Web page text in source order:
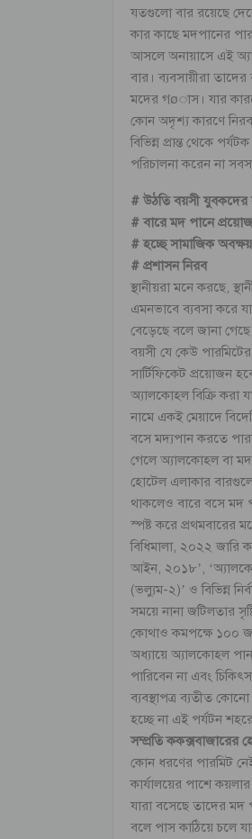
যতগুলো বার রয়েছে
কার কাছে মদপানের
আসলে অনায়াসে এই
বার। ব্যবসায়ীরা
মদের গøাস। যার
কোন অদৃশ্য কারণে
বিভিন্ন প্রান্ত থেকে
পরিচালনা করেন না
# উঠতি বয়সী
# বারে মদ পানে
# হচ্ছে সামাজিক অবক্ষয়
# প্রশাসন নিরব
স্থানীয়রা মনে করছে,
এমনভাবে ব্যবসা করে
বেড়েছে বলে জানা
বয়সী যে কেউ
সার্টিফিকেট প্রয়োজন
অ্যালকোহল বিক্রি করা
নামে একই মেয়াদে
বসে মদ্যপান করতে
গেলে অ্যালকোহল বা মদ
হোটেল এলাকার
থাকলেও বারে বসে মদ
স্পষ্ট করে প্রথমবারের
বিধিমালা, ২০২২ জারি
আইন, ২০১৮’,
(ভল্যুম-২)’ ও বিভিন্ন
সময়ে নানা জটিলতার
কোথাও কমপক্ষে ১০০ জন
অধ্যায়ে অ্যালকোহল
পারিবেন না এবং
ব্যবস্থাপত্র ব্যতীত
হচ্ছে না এই পর্যটন
সম্প্রতি ককক্সবাজারের
কোন ধরণের পারমিট
কার্যালয়ের পাশে
যারা বসেছে তাদের মদ
বলে পাস কাঠিয়ে চলে